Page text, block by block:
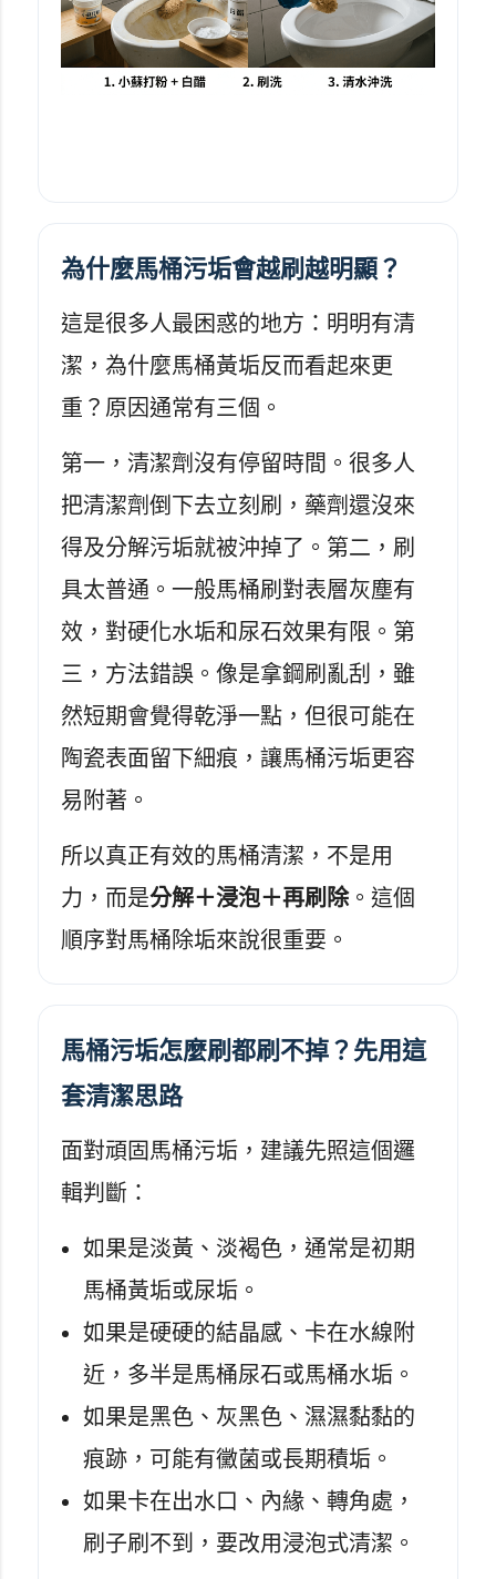
為什麼馬桶污垢會越刷越明顯？
這是很多人最困惑的地方：明明有清
潔，為什麼馬桶黃垢反而看起來更
重？原因通常有三個。
第一，清潔劑沒有停留時間。很多人
把清潔劑倒下去立刻刷，藥劑還沒來
得及分解污垢就被沖掉了。第二，刷
具太普通。一般馬桶刷對表層灰塵有
效，對硬化水垢和尿石效果有限。第
三，方法錯誤。像是拿鋼刷亂刮，雖
然短期會覺得乾淨一點，但很可能在
陶瓷表面留下細痕，讓馬桶污垢更容
易附著。
所以真正有效的馬桶清潔，不是用
力，而是分解＋浸泡＋再刷除。這個
順序對馬桶除垢來說很重要。
馬桶污垢怎麼刷都刷不掉？先用這
套清潔思路
面對頑固馬桶污垢，建議先照這個邏
輯判斷：
如果是淡黃、淡褐色，通常是初期
馬桶黃垢或尿垢。
如果是硬硬的結晶感、卡在水線附
近，多半是馬桶尿石或馬桶水垢。
如果是黑色、灰黑色、濕濕黏黏的
痕跡，可能有黴菌或長期積垢。
如果卡在出水口、內緣、轉角處，
刷子刷不到，要改用浸泡式清潔。